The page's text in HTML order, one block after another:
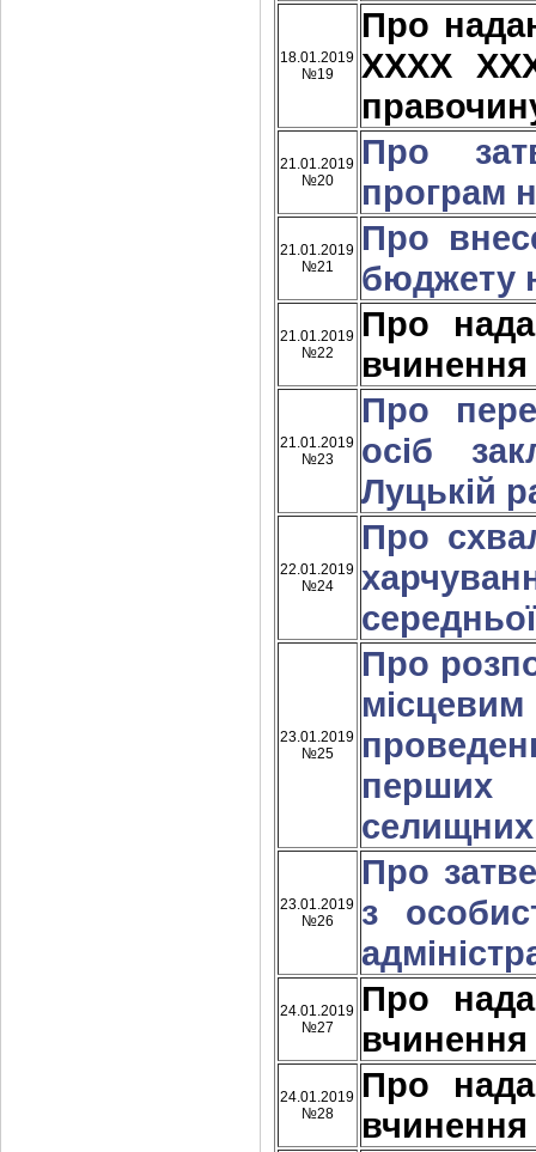
18.01.2019
№19
Про
ХХХХ
21.01.2019
№20
Про
програм
21.01.2019
№21
Про
бюджету
21.01.2019
№22
Про
21.01.2019
№23
Про
осіб
Луцькій
22.01.2019
№24
Про
23.01.2019
№25
Про
перших
23.01.2019
№26
Про
з
24.01.2019
№27
Про
24.01.2019
№28
Про